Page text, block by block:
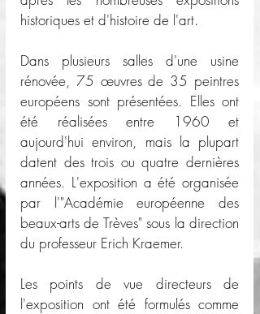
historiques et d'histoire de l'art.
Dans plusieurs salles d'une usine
rénovée, 75 œuvres de 35 peintres
européens sont présentées. Elles ont
été réalisées entre 1960 et
aujourd'hui environ, mais la plupart
datent des trois ou quatre dernières
années. L'exposition a été organisée
par l'"Académie européenne des
beaux-arts de Trèves" sous la direction
du professeur Erich Kraemer.
Les points de vue directeurs de
l'exposition ont été formulés comme